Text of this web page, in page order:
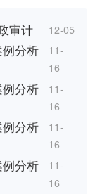
审计 12-05
分析
11-
16
分析
11-
16
分析
11-
16
分析
11-
16